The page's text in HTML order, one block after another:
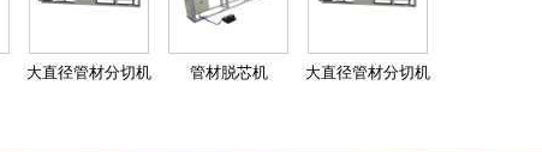
大直径管材分切机 管材脱芯机 大直径管材分切机